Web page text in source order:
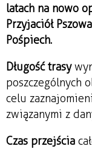
latach na nowo
Przyjaciół
Pośpiech.
Długość trasy
poszczególnych
celu
związanymi z
Czas przejścia